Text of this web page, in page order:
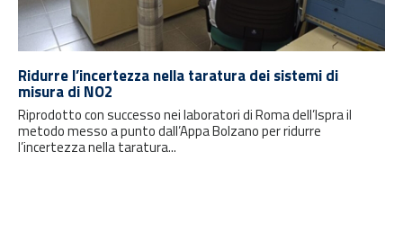
Ridurre l’incertezza nella taratura dei sistemi di
misura di NO2
Riprodotto con successo nei laboratori di Roma dell’Ispra il
metodo messo a punto dall’Appa Bolzano per ridurre
l’incertezza nella taratura...